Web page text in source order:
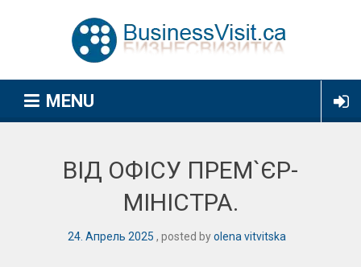
MENU
ВІД ОФІСУ ПРЕМ`ЄР-
МІНІСТРА.
24. Апрель 2025 posted byolena vitvitska